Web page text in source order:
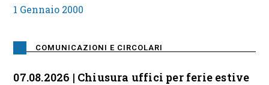
1 Gennaio 2000
COMUNICAZIONI E CIRCOLARI
07.08.2026 | Chiusura uffici per ferie estive